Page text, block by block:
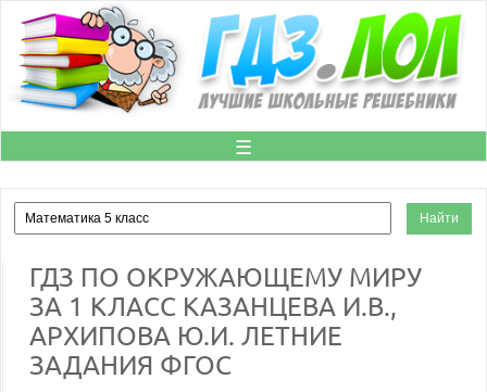
☰
ГДЗ ПО ОКРУЖАЮЩЕМУ МИРУ
ЗА 1 КЛАСС КАЗАНЦЕВА И.В.,
АРХИПОВА Ю.И. ЛЕТНИЕ
ЗАДАНИЯ ФГОС